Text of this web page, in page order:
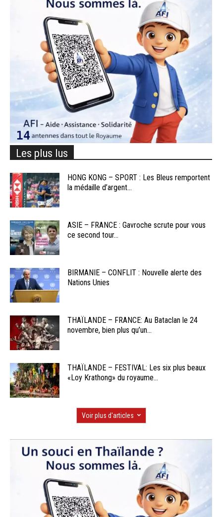
Les plus lus
HONG KONG – SPORT : Les Bleus remportent
la médaille d’argent...
ASIE – FRANCE : Gavroche scrute pour vous
ce second tour...
BIRMANIE – CONFLIT : Nouvelle alerte des
Nations Unies
THAÏLANDE – FRANCE: Au Bataclan le 24
novembre, bien plus qu’un...
THAÏLANDE – FESTIVAL: Les six plus beaux
«Loy Krathong» du royaume...
Voir plus d'articles